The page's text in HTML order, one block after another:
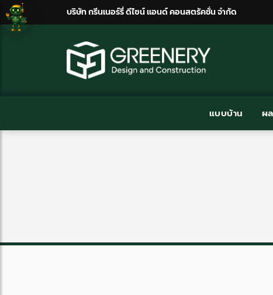
บริษัท กรีนเนอร์รี่ ดีไซน์ แอนด์ คอนสตรัคชั่น จำกัด
แบบบ้าน ผ